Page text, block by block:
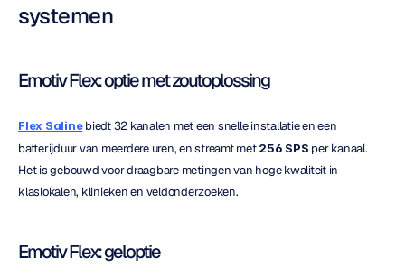
systemen
Emotiv Flex: optie met zoutoplossing
Flex Saline biedt 32 kanalen met een snelle installatie en een
batterijduur van meerdere uren, en streamt met 256 SPS per kanaal.
Het is gebouwd voor draagbare metingen van hoge kwaliteit in
klaslokalen, klinieken en veldonderzoeken.
Emotiv Flex: geloptie